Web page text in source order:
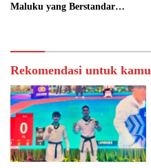
Maluku yang Berstandar
Rekomendasi untuk kamu